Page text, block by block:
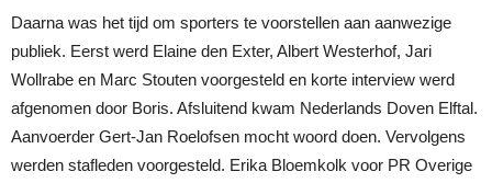
Daarna was het tijd om sporters te voorstellen aan aanwezige
publiek. Eerst werd Elaine den Exter, Albert Westerhof, Jari
Wollrabe en Marc Stouten voorgesteld en korte interview werd
afgenomen door Boris. Afsluitend kwam Nederlands Doven Elftal.
Aanvoerder Gert-Jan Roelofsen mocht woord doen. Vervolgens
werden stafleden voorgesteld. Erika Bloemkolk voor PR Overige